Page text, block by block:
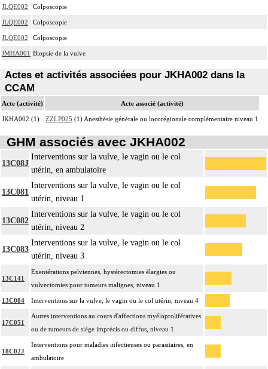
JLQE002 Colposcopie
JLQE002 Colposcopie
JLQE002 Colposcopie
JMHA001 Biopsie de la vulve
Actes et activités associées pour JKHA002 dans la
CCAM
Acte (activité) Acte associé (activité)
JKHA002 (1) ZZLP025 (1) Anesthésie générale ou locorégionale complémentaire niveau 1
GHM associés avec JKHA002
13C08J
Interventions sur la vulve, le vagin ou le col
utérin, en ambulatoire
13C081
Interventions sur la vulve, le vagin ou le col
utérin, niveau 1
13C082
Interventions sur la vulve, le vagin ou le col
utérin, niveau 2
13C083
Interventions sur la vulve, le vagin ou le col
utérin, niveau 3
13C141
Exentérations pelviennes, hystérectomies élargies ou
vulvectomies pour tumeurs malignes, niveau 1
13C084 Interventions sur la vulve, le vagin ou le col utérin, niveau 4
17C051
Autres interventions au cours d'affections myéloprolifératives
ou de tumeurs de siège imprécis ou diffus, niveau 1
18C02J
Interventions pour maladies infectieuses ou parasitaires, en
ambulatoire